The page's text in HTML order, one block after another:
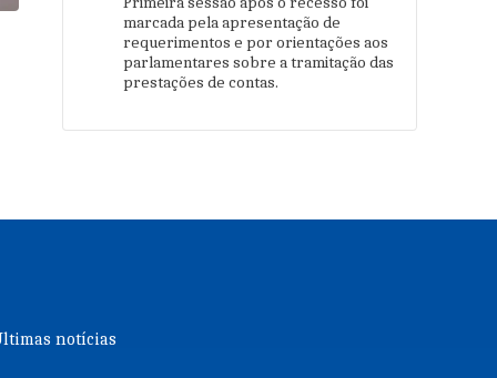
marcada pela apresentação de
requerimentos e por orientações aos
parlamentares sobre a tramitação das
prestações de contas.
notícias